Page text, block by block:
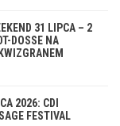
31 LIPCA – 2
DOSSE NA
2026: CDI
FESTIVAL